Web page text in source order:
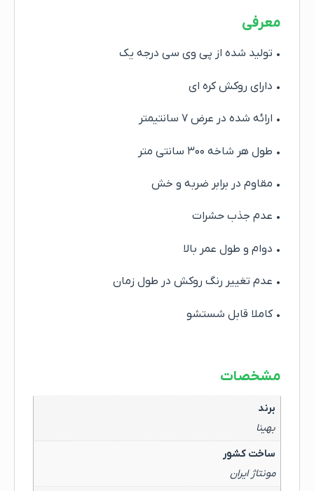
معرفی
• تولید شده از پی وی سی درجه یک
• دارای روکش کره ای
• ارائه شده در عرض ۷ سانتیمتر
• طول هر شاخه ۳۰۰ سانتی متر
• مقاوم در برابر ضربه و خش
• عدم جذب حشرات
• دوام و طول عمر بالا
• عدم تغییر رنگ روکش در طول زمان
• کاملا قابل شستشو
مشخصات
برند
بهینا
ساخت کشور
مونتاژ ایران